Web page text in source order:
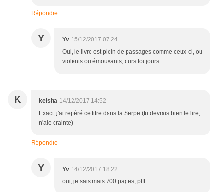
Répondre
Y Yv 15/12/2017 07:24
Oui, le livre est plein de passages comme ceux-ci, ou
violents ou émouvants, durs toujours.
K keisha 14/12/2017 14:52
Exact, j'ai repéré ce titre dans la Serpe (tu devrais bien le lire,
n'aie crainte)
Répondre
Y Yv 14/12/2017 18:22
oui, je sais mais 700 pages, pfff...